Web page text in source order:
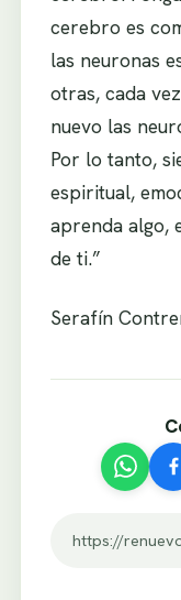
cerebro es
las neuronas
otras, cada
nuevo las
Por lo tanto,
espiritual,
aprenda algo,
de ti.”
Serafín